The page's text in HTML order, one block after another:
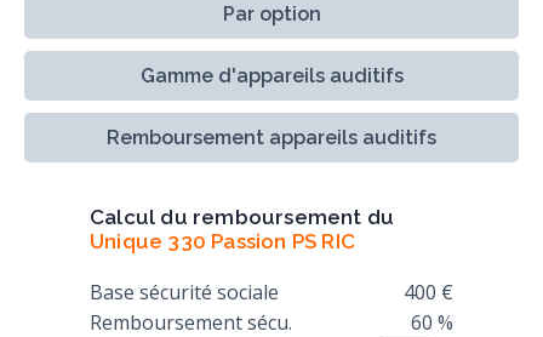
Par option
Gamme d'appareils auditifs
Remboursement appareils auditifs
Calcul du remboursement du
Unique 330 Passion PS RIC
Base sécurité sociale
400 €
Remboursement sécu.
60 %